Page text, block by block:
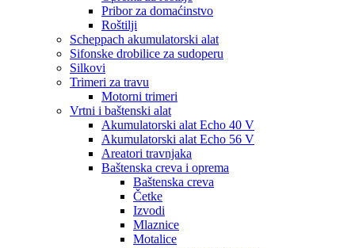
Pribor za domaćinstvo
Roštilji
Scheppach akumulatorski alat
Sifonske drobilice za sudoperu
Silkovi
Trimeri za travu
Motorni trimeri
Vrtni i baštenski alat
Akumulatorski alat Echo 40 V
Akumulatorski alat Echo 56 V
Areatori travnjaka
Baštenska creva i oprema
Baštenska creva
Četke
Izvodi
Mlaznice
Motalice